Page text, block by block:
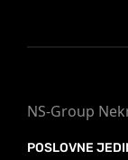
NS-Group
POSLOVNE